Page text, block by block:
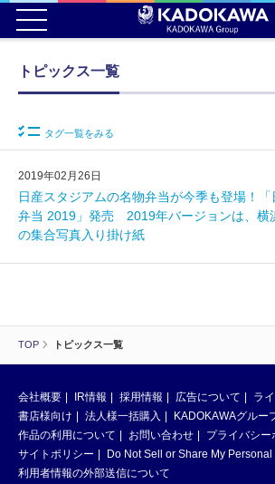
TOP トピックス一覧
トピックス一覧
タグ一覧をみる
2019年02月26日
日産スタジアムの名物弁当が今季も登場！
弁当 2019」発売 2019年バージョンは、横
の集合写真入り掛け紙
会社概要 IR情報 採用情報 広告について
ラ
書店様向け
法人様一括購入
KADOKAWAグルー
作品の利用について
お問い合わせ
プライバシー
サイトポリシー
Do Not Sell or Share My Personal
利用者情報の外部送信について